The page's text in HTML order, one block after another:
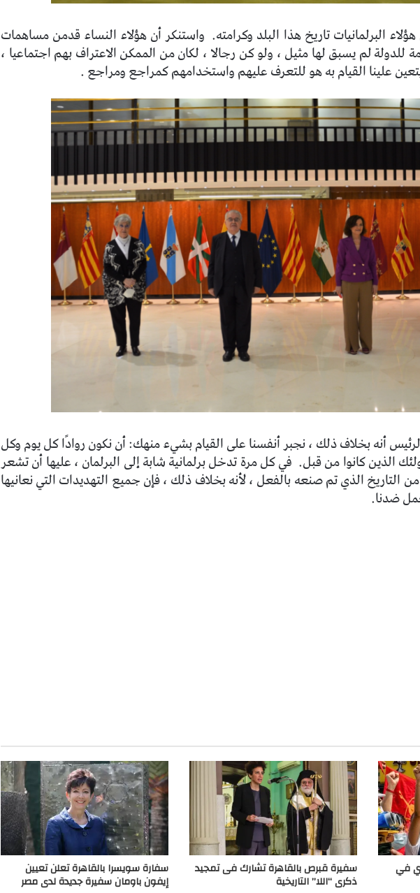
البرلمانيات تاريخ هذا البلد وكرامته. واستنكر أن هؤلاء النساء قدمن مساهمات
للدولة لم يسبق لها مثيل ، ولو كن رجالا ، لكان من الممكن الاعتراف بهم اجتماعيا ،
علينا القيام به هو للتعرف عليهم واستخدامهم كمراجع ومراجع .
أنه بخلاف ذلك ، نجبر أنفسنا على القيام بشيء منهك: أن نكون روادًا كل يوم وكل
الذين كانوا من قبل. في كل مرة تدخل برلمانية شابة إلى البرلمان ، عليها أن تشعر
التاريخ الذي تم صنعه بالفعل ، لأنه بخلاف ذلك ، فإن جميع التهديدات التي نعانيها
ضدنا.
في سفيرة قبرص بالقاهرة تشارك فى تمجيد
ذكرى “اللا” التاريخية
سفارة سويسرا بالقاهرة تعلن تعيين
إيفون باومان سفيرة جديدة لدى مصر